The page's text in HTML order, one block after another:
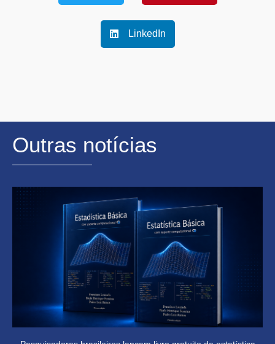
LinkedIn
Outras notícias